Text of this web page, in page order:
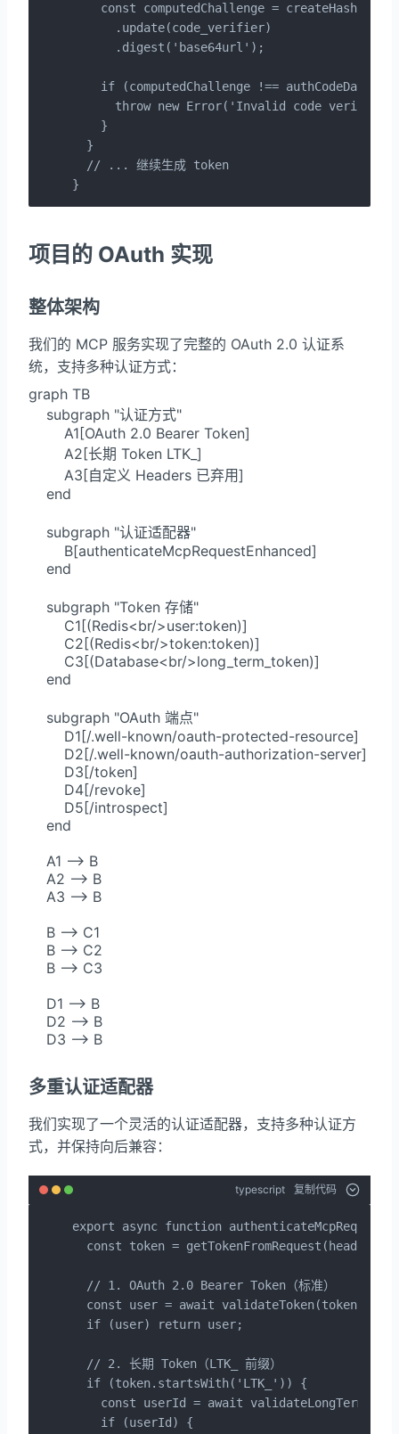
const computedChallenge =
      .update(code_verifier)
      .digest('base64url');
if (computedChallenge !==
throw new Error('Invalid code
    }
  }
  // ... 继续生成 token
}
项目的 OAuth 实现
整体架构
我们的 MCP 服务实现了完整的 OAuth 2.0 认证系
统，支持多种认证方式：
graph TB
    subgraph "认证方式"
        A1[OAuth 2.0 Bearer Token]
        A2[长期 Token LTK_]
        A3[自定义 Headers 已弃用]
    end
    subgraph "认证适配器"
        B[authenticateMcpRequestEnhanced]
    end
    subgraph "Token 存储"
        C1[(Redis<br/>user:token)]
        C2[(Redis<br/>token:token)]
        C3[(Database<br/>long_term_token)]
    end
    subgraph "OAuth 端点"
        D1[/.well-known/oauth-protected-resource]
        D2[/.well-known/oauth-authorization-server]
        D3[/token]
        D4[/revoke]
        D5[/introspect]
    end
    A1 --> B
    A2 --> B
    A3 --> B
    B --> C1
    B --> C2
    B --> C3
    D1 --> B
    D2 --> B
    D3 --> B
多重认证适配器
我们实现了一个灵活的认证适配器，支持多种认证方
式，并保持向后兼容：
typescript 复制代码
export async function
  const token = getTokenFromRequest(headers);
  // 1. OAuth 2.0 Bearer Token（标准）
  const user = await validateToken(token);
  if (user) return user;
  // 2. 长期 Token（LTK_ 前缀）
  if (token.startsWith('LTK_')) {
const userId = await
    if (userId) {